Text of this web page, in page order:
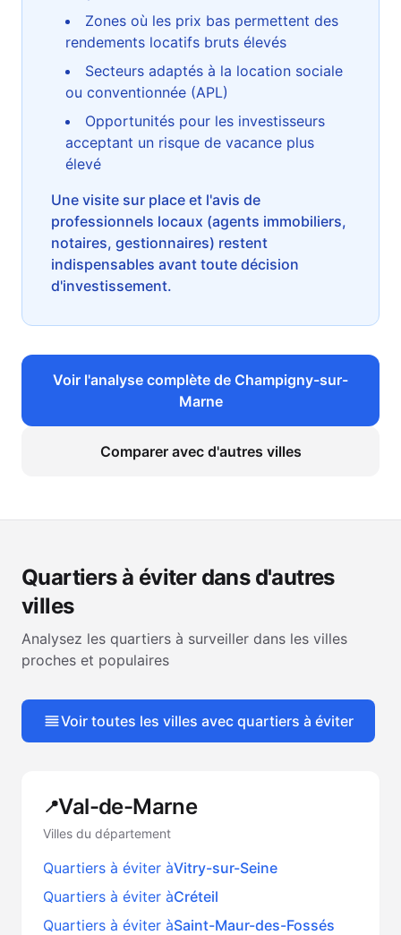
Zones où les prix bas permettent des
rendements locatifs bruts élevés
Secteurs adaptés à la location sociale
ou conventionnée (APL)
Opportunités pour les investisseurs
acceptant un risque de vacance plus
élevé
Une visite sur place et l'avis de
professionnels locaux (agents immobiliers,
notaires, gestionnaires) restent
indispensables avant toute décision
d'investissement.
Voir l'analyse complète de Champigny-sur-
Marne
Comparer avec d'autres villes
Quartiers à éviter dans d'autres
villes
Analysez les quartiers à surveiller dans les villes
proches et populaires
Voir toutes les villes avec quartiers à éviter
📍Val-de-Marne
Villes du département
Quartiers à éviter àVitry-sur-Seine
Quartiers à éviter àCréteil
Quartiers à éviter àSaint-Maur-des-Fossés